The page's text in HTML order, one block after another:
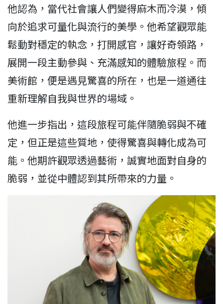
他認為，當代社會讓人們變得麻木而冷漠，傾
向於追求可量化與流行的美學。他希望觀眾能
鬆動對穩定的執念，打開感官，讓好奇領路，
展開一段主動參與、充滿感知的體驗旅程。而
美術館，便是遇見驚喜的所在，也是一道通往
重新理解自我與世界的場域。
他進一步指出，這段旅程可能伴隨脆弱與不確
定，但正是這些質地，使得驚喜與轉化成為可
能。他期許觀眾透過藝術，誠實地面對自身的
脆弱，並從中體認到其所帶來的力量。